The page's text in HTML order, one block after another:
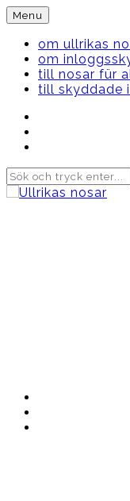
Skip
to
content
Menu
om ullrikas
om
till nosar für
till skyddade